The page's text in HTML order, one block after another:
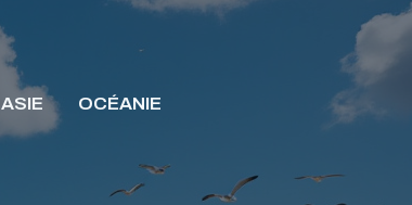
ASIE OCÉANIE